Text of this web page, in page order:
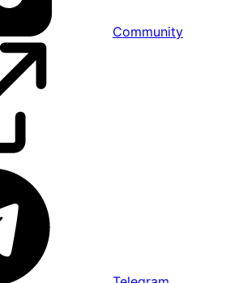
Community